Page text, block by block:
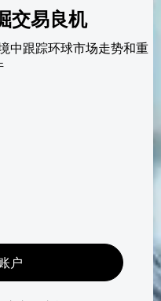
交易良机
中跟踪环球市场走势和重